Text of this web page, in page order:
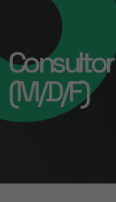
Consultor
(M/D/F)